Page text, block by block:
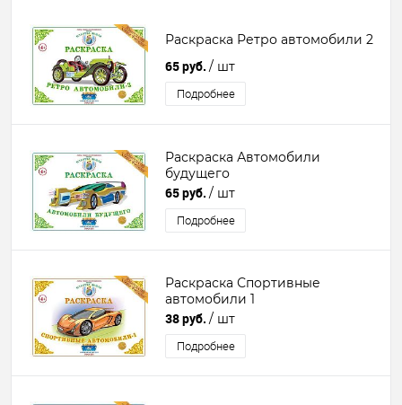
Раскраска Ретро автомобили 2
65 руб. / шт
Подробнее
Раскраска Автомобили
будущего
65 руб. / шт
Подробнее
Раскраска Спортивные
автомобили 1
38 руб. / шт
Подробнее